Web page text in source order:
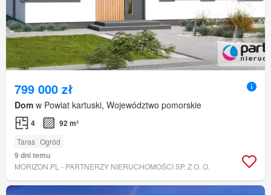
799 000 zł
Dom w Powiat kartuski, Województwo pomorskie
4 92 m²
Taras Ogród
9 dni temu
MORIZON.PL - PARTNERZY NIERUCHOMOŚCI SP. Z O. O.